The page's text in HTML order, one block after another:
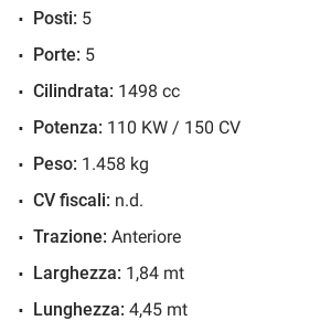
Battitacco anteriori illuminati
Bluetooth
Braccialetto CUPRA in fibra di carbonio
Bracciolo
Bracciolo centrale anteriore e posteriore
Cerchi in lega
Chiusura centralizzata
Cielo abitacolo nero
Climatizzatore
Posti: 5
Porte: 5
Cilindrata: 1498 cc
Potenza: 110 KW / 150 CV
Peso: 1.458 kg
CV fiscali: n.d.
Trazione: Anteriore
Larghezza: 1,84 mt
Lunghezza: 4,45 mt